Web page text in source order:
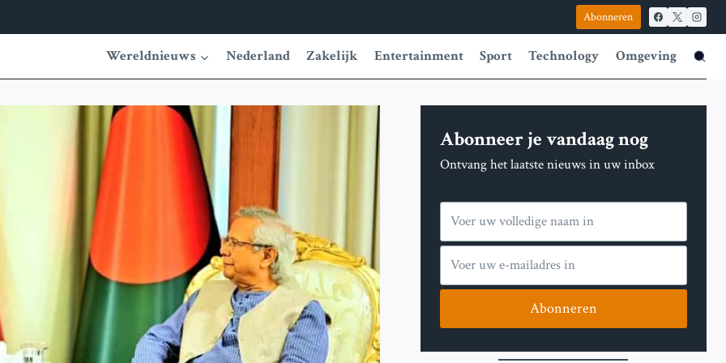
Abonneren
Wereldnieuws Nederland Zakelijk Entertainment Sport Technology Omgeving
Abonneer je vandaag nog
Ontvang het laatste nieuws in uw inbox
Abonneren